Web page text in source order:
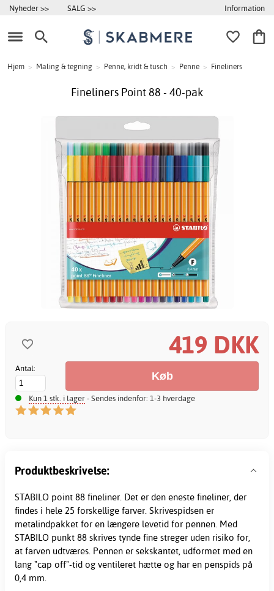
Nyheder >> SALG >> Information
Hjem > Maling & tegning > Penne, kridt & tusch > Penne > Fineliners
Fineliners Point 88 - 40-pak
419 DKK
Antal:
Kun 1 stk. i lager- Sendes indenfor: 1-3 hverdage
Produktbeskrivelse:
STABILO point 88 fineliner. Det er den eneste fineliner, der
findes i hele 25 forskellige farver. Skrivespidsen er
metalindpakket for en længere levetid for pennen. Med
STABILO punkt 88 skrives tynde fine streger uden risiko for,
at farven udtværes. Pennen er sekskantet, udformet med en
lang "cap off"-tid og ventileret hætte og har en penspids på
0,4 mm.